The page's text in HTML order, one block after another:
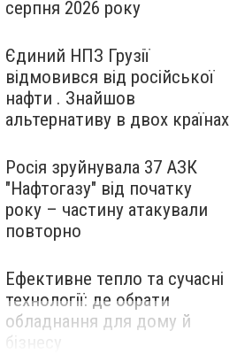
серпня 2026 року
Єдиний НПЗ Грузії
відмовився від російської
нафти . Знайшов
альтернативу в двох країнах
Росія зруйнувала 37 АЗК
"Нафтогазу" від початку
року – частину атакували
повторно
Ефективне тепло та сучасні
технології: де обрати
обладнання для дому й
бізнесу